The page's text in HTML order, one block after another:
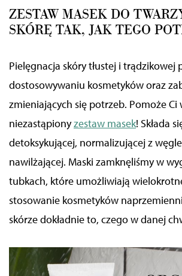
ZESTAW MASEK DO
SKÓRĘ TAK, JAK TEGO
Pielęgnacja skórytłustej i trądzikowej
dostosowywaniu kosmetyków oraz
zmieniających się potrzeb. Pomoże Ci
niezastąpionyzestaw masek! Składa
detoksykującej, normalizującej z
nawilżającej. Maski zamknęliśmy w
tubkach, które umożliwiają
stosowanie kosmetyków
skórze dokładnie to, czego w danej